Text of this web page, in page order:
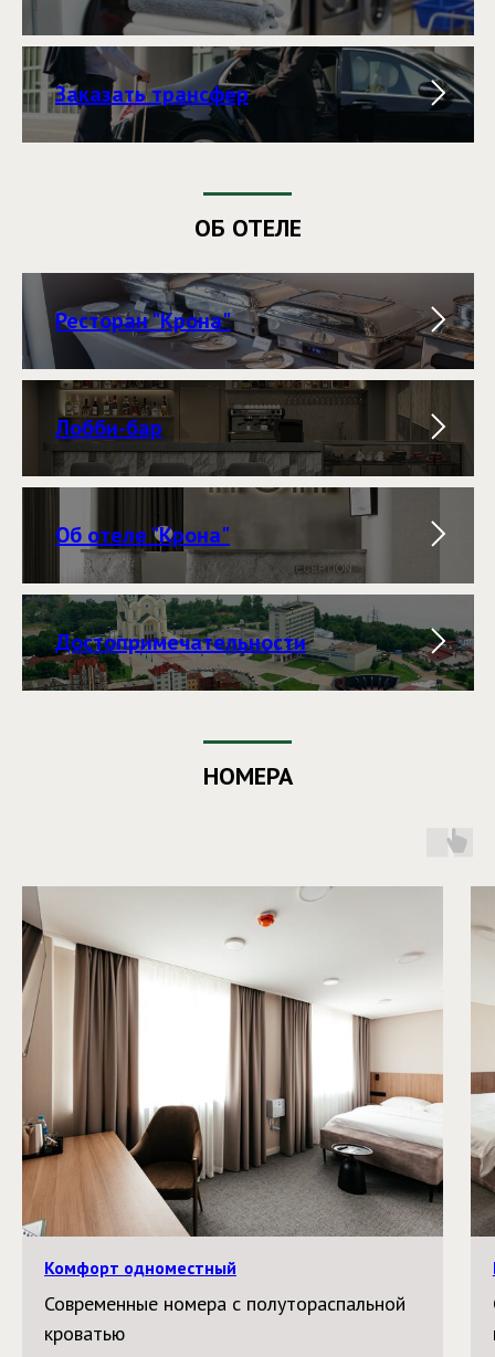
Заказать трансфер
ОБ ОТЕЛЕ
Ресторан "Крона"
Лобби-бар
Об отеле "Крона"
Достопримечательности
НОМЕРА
Комфорт одноместный
Современные номера с полутораспальной
кроватью